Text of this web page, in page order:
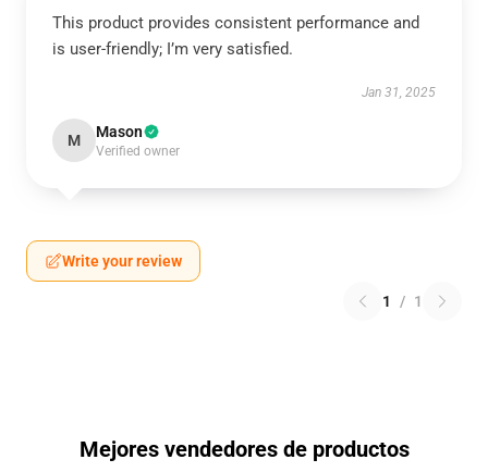
This product provides consistent performance and
is user-friendly; I’m very satisfied.
Jan 31, 2025
M Mason
Verified owner
Write your review
1 / 1
Mejores vendedores de productos